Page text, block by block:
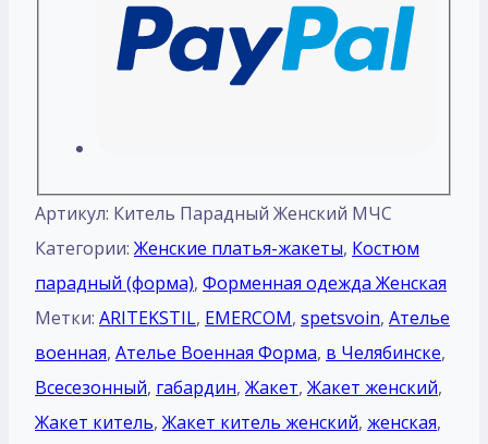
Артикул: Китель Парадный Женский МЧС
Категории: Женские платья-жакеты, Костюм
парадный (форма), Форменная одежда Женская
Метки: ARITEKSTIL, EMERCOM, spetsvoin, Ателье
военная, Ателье Военная Форма, в Челябинске,
Всесезонный, габардин, Жакет, Жакет женский,
Жакет китель, Жакет китель женский, женская,